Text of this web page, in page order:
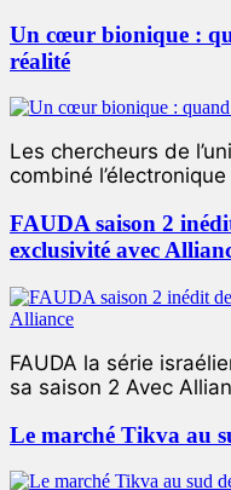
Un cœur bionique :
réalité
Les chercheurs de
combiné
FAUDA saison 2
exclusivité avec
FAUDA la série
sa saison 2 Avec
Le marché Tikva au